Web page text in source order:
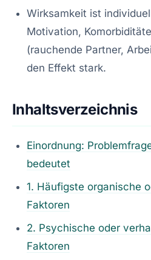
Wirksamkeit ist
Motivation,
(rauchende Partner,
den Effekt stark.
Inhaltsverzeichnis
Einordnung:
bedeutet
1. Häufigste organische
Faktoren
2. Psychische oder
Faktoren